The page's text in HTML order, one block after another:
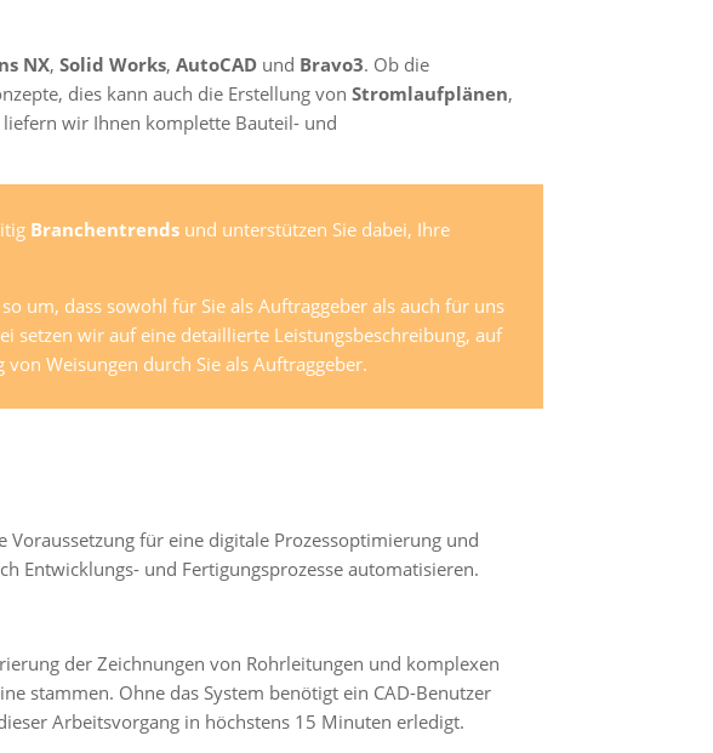
NX, Solid Works, AutoCAD und Bravo3. Ob die
dies kann auch die Erstellung von Stromlaufplänen,
liefern wir Ihnen komplette Bauteil- und
Branchentrends und unterstützen Sie dabei, Ihre
so um, dass sowohl für Sie als Auftraggeber als auch für uns
setzen wir auf eine detaillierte Leistungsbeschreibung, auf
Weisungen durch Sie als Auftraggeber.
Voraussetzung für eine digitale Prozessoptimierung und
Entwicklungs- und Fertigungsprozesse automatisieren.
der Zeichnungen von Rohrleitungen und komplexen
stammen. Ohne das System benötigt ein CAD-Benutzer
Arbeitsvorgang in höchstens 15 Minuten erledigt.